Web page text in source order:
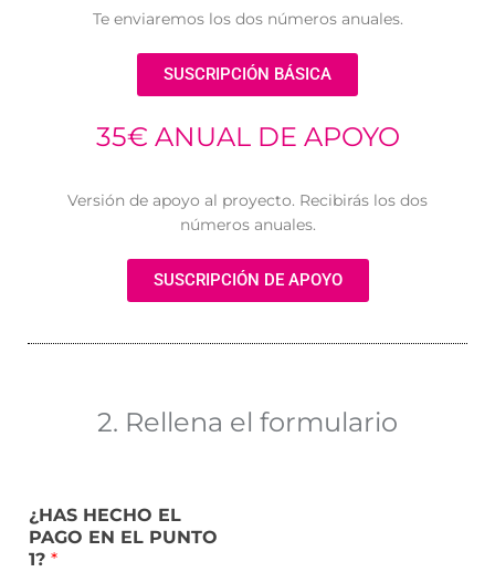
Te enviaremos los dos números anuales.
SUSCRIPCIÓN BÁSICA
35€ ANUAL DE APOYO
Versión de apoyo al proyecto. Recibirás los dos
números anuales.
SUSCRIPCIÓN DE APOYO
2. Rellena el formulario
¿HAS HECHO EL
PAGO EN EL PUNTO
1? *